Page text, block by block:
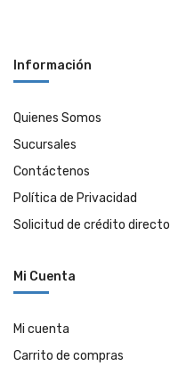
Información
Quienes Somos
Sucursales
Contáctenos
Política de Privacidad
Solicitud de crédito directo
Mi Cuenta
Mi cuenta
Carrito de compras